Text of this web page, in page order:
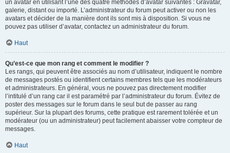
un avatar en utilisant l’une des quatre méthodes d’avatar suivantes : Gravatar,
galerie, distant ou importé. L’administrateur du forum peut activer ou non les
avatars et décider de la manière dont ils sont mis à disposition. Si vous ne
pouvez pas utiliser d’avatar, contactez un administrateur du forum.
Haut
Qu’est-ce que mon rang et comment le modifier ?
Les rangs, qui peuvent être associés au nom d’utilisateur, indiquent le nombre
de messages postés ou identifient certains membres tels que les modérateurs
et administrateurs. En général, vous ne pouvez pas directement modifier
l’intitulé d’un rang car il est paramétré par l’administrateur du forum. Évitez de
poster des messages sur le forum dans le seul but de passer au rang
supérieur. Sur la plupart des forums, cette pratique est rarement tolérée et un
modérateur (ou un administrateur) peut facilement abaisser votre compteur de
messages.
Haut